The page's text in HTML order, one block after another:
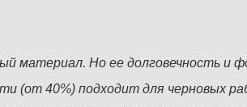
материал. Но ее долговечность и
(от 40%) подходит для черновых